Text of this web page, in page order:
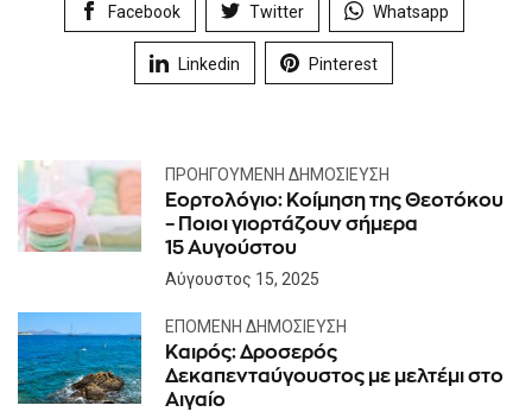
Facebook Twitter Whatsapp
Linkedin Pinterest
ΠΡΟΗΓΟΎΜΕΝΗ ΔΗΜΟΣΊΕΥΣΗ
Εορτολόγιο: Κοίμηση της Θεοτόκου
– Ποιοι γιορτάζουν σήμερα
15 Αυγούστου
Αύγουστος 15, 2025
ΕΠΌΜΕΝΗ ΔΗΜΟΣΊΕΥΣΗ
Kαιρός: Δροσερός
Δεκαπενταύγουστος με μελτέμι στο
Αιγαίο